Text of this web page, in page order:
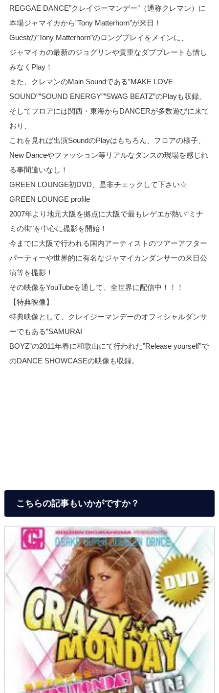
REGGAE DANCE”クレイジーマンデー”（通称クレマン）に
本場ジャマイカから”Tony Matterhorn”が来日！
Guestの”Tony Matterhorn”のロングプレイをメインに、
ジャマイカの最新のジョグリンや貴重なダブプレートも惜し
みなくPlay！
また、クレマンのMain Soundである”MAKE LOVE
SOUND””SOUND ENERGY””SWAG BEATZ”のPlayも収録。
そしてフロアには関西・東海からDANCERが多数遊びに来て
おり、
これを見れば出演SoundのPlayはもちろん、フロアの様子、
New Danceやファッション等リアルなダンスの現場を感じれ
る事間違いなし！
GREEN LOUNGE初DVD、是非チェックして下さい☆
GREEN LOUNGE profile
2007年より地元大阪を拠点に大阪で最もレゲエが熱い“ミナ
ミの街”を中心に撮影を開始！
今までに大阪で行われる国内アーティストのツアーアフター
パーティーや世界的に有名なジャマイカンダンサーの来日公
演等を撮影！
その映像をYouTubeを通して、全世界に配信中！！！
【特典映像】
特典映像として、クレイジーマンデーのオフィシャルダンサ
ーでもある”SAMURAI
BOYZ”の2011年春に和歌山にて行われた”Release yourself”で
のDANCE SHOWCASEの映像も収録。
こちらの記事もいかがですか？